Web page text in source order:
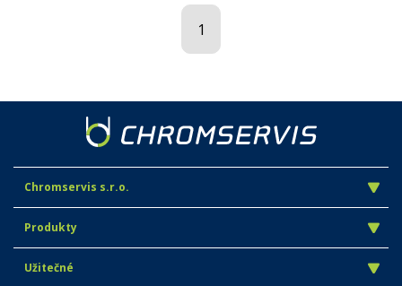
1
Chromservis s.r.o.
Produkty
Užitečné